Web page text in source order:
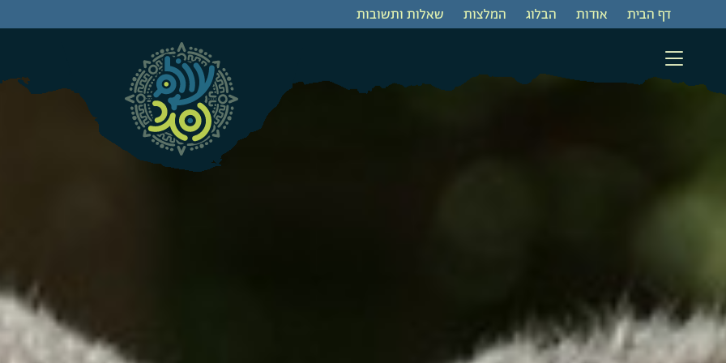
דף הבית ‫אודות‬ ‫הבלוג המלצות שאלות ותשובות